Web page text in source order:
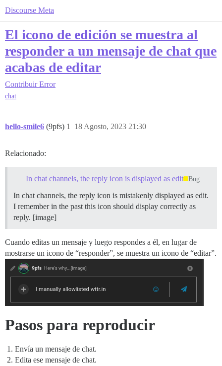
Discourse Meta
El icono de edición se muestra al
responder a un mensaje de chat que
acabas de editar
Contribuir Error
chat
hello-smile6 (9pfs) 18 Agosto, 2023 21:30
1
Relacionado:
In chat channels, the reply icon is displayed as edit Bug
In chat channels, the reply icon is mistakenly displayed as edit.
I remember in the past this icon should display correctly as
reply. [image]
Cuando editas un mensaje y luego respondes a él, en lugar de
mostrarse un icono de “responder”, se muestra un icono de “editar”.
Pasos para reproducir
Envía un mensaje de chat.
Edita ese mensaje de chat.